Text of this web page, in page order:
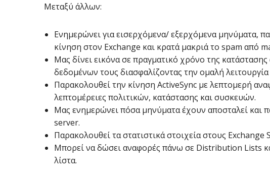
Μεταξύ άλλων:
Ενημερώνει για εισερχόμενα/ εξερχόμενα μηνύματα,
κίνηση στον Exchange και κρατά μακριά το spam από
Μας δίνει εικόνα σε πραγματικό χρόνο της
δεδομένων τους διασφαλίζοντας την ομαλή λειτουργία
Παρακολουθεί την κίνηση ActiveSync με λεπτομερή
λεπτομέρειες πολιτικών, κατάστασης και συσκευών.
Μας ενημερώνει πόσα μηνύματα έχουν αποσταλεί και
server.
Παρακολουθεί τα στατιστικά στοιχεία στους Exchange
Μπορεί να δώσει αναφορές πάνω σε Distribution Lists
λίστα.